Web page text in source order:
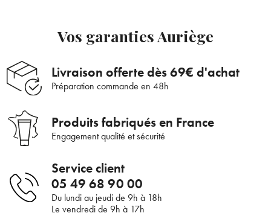
Supprimer le produit ?
Voulez-vous vraiment supprimer le produit suivant du
panier ?
Vos garanties Auriège
Livraison offerte dès 69€ d'achat
Préparation commande en 48h
Produits fabriqués en France
Engagement qualité et sécurité
Service client
05 49 68 90 00
Du lundi au jeudi de 9h à 18h
Le vendredi de 9h à 17h
Bienvenue !
Pour être au courant de nos dernières
bénéficier de nos conseils de saison, inscrivez-
vous à notre Newsletter.